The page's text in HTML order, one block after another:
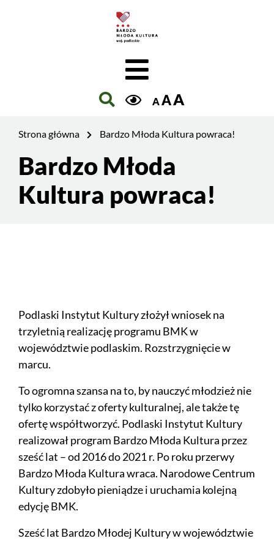
AAA
Strona główna Bardzo Młoda Kultura powraca!
Treść
stronyBardzo Młoda
Kultura powraca!
Podlaski Instytut Kultury złożył wniosek na
trzyletnią realizację programu BMK w
województwie podlaskim. Rozstrzygnięcie w
marcu.
To ogromna szansa na to, by nauczyć młodzież nie
tylko korzystać z oferty kulturalnej, ale także tę
ofertę współtworzyć. Podlaski Instytut Kultury
realizował program Bardzo Młoda Kultura przez
sześć lat – od 2016 do 2021 r. Po roku przerwy
Bardzo Młoda Kultura wraca. Narodowe Centrum
Kultury zdobyło pieniądze i uruchamia kolejną
edycję BMK.
Sześć lat Bardzo Młodej Kultury w województwie